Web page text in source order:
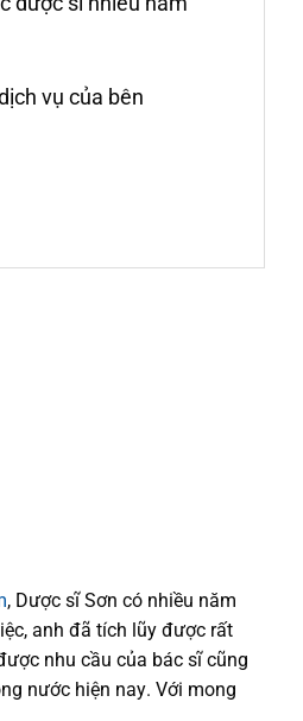
vụ của bên
, Dược sĩSơn có nhiều năm
anh đã tích lũy được rất
nhu cầu của bác sĩcũng
nướchiện nay. Với mong